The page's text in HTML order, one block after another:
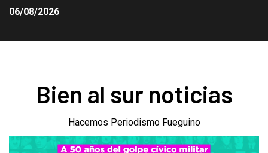
06/08/2026
Bien al sur noticias
Hacemos Periodismo Fueguino